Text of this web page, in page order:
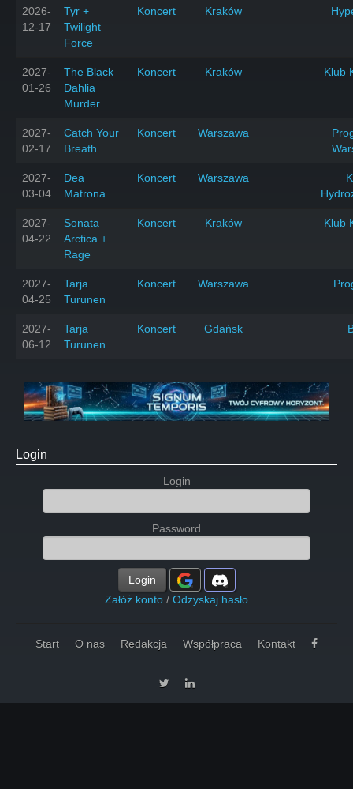
2026-
12-17
Tyr +
Twilight
Force
Koncert Kraków
2027-
01-26
The Black
Dahlia
Murder
Koncert Kraków Klub
2027-
02-17
Catch Your
Breath
Koncert Warszawa
2027-
03-04
Dea
Matrona
Koncert Warszawa
2027-
04-22
Sonata
Arctica +
Rage
Koncert Kraków Klub
2027-
04-25
Tarja
Turunen
Koncert Warszawa
2027-
06-12
Tarja
Turunen
Koncert Gdańsk
Login
Login
Password
Login
Załóż konto / Odzyskaj hasło
Start O nas Redakcja Współpraca Kontakt